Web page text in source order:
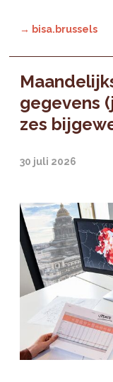
→ bisa.brussels
gegevens
zes
30 juli 2026